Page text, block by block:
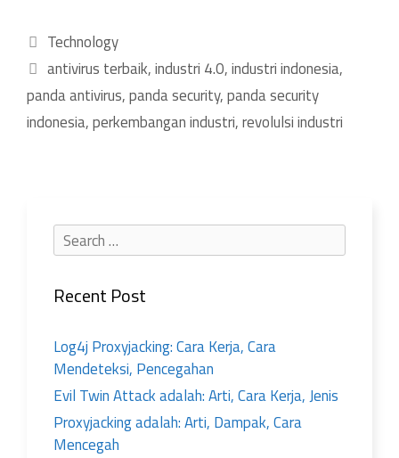
Technology
antivirus terbaik,industri 4.0,industri indonesia,
panda antivirus,panda security,panda security
indonesia,perkembangan industri,revolulsi industri
Recent Post
Log4j Proxyjacking: Cara Kerja, Cara
Mendeteksi, Pencegahan
Evil Twin Attack adalah: Arti, Cara Kerja, Jenis
Proxyjacking adalah: Arti, Dampak, Cara
Mencegah